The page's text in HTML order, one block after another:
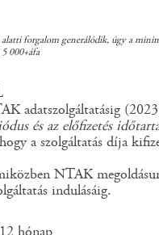
forgalom generálódik, úgy a
000+áfa
adatszolgáltatásig
és az előfizetés
a szolgáltatás díja
NTAK
indulásáig.